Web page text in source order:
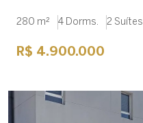
280 m² 4 Dorms. 2 Suítes
R$ 4.900.000